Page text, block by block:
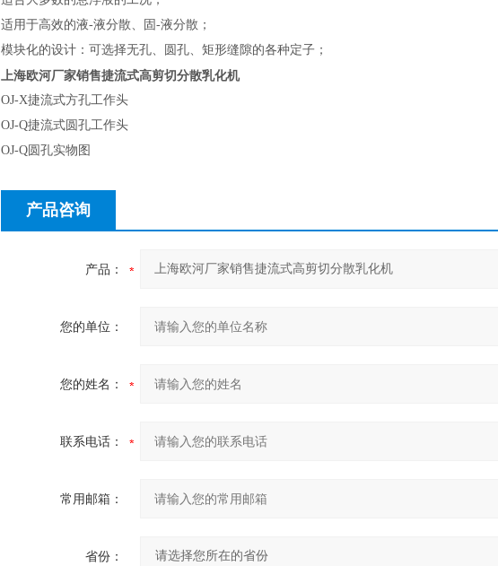
适用于高效的液-液分散、固 -液分散；
模块化的设计：可选择无孔、圆孔、矩形缝隙的各种定子；
上海欧河厂家销售捷流式高剪切分散乳化机
OJ-X捷流式方孔工作头
OJ-Q捷流式圆孔工作头
OJ-Q 圆孔实物图
产品咨询
产品：
您的单位：
您的姓名：
联系电话：
常用邮箱：
省份：